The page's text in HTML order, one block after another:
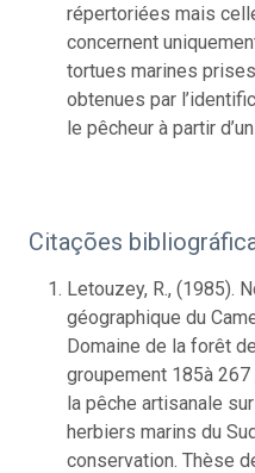
répertoriées mais
concernent
tortues marines
obtenues par
le pêcheur à partir
Citações
Letouzey, R., (1985).
géographique du
Domaine de la forêt
groupement 185à
la pêche artisanale
herbiers marins du
conservation. Thèse